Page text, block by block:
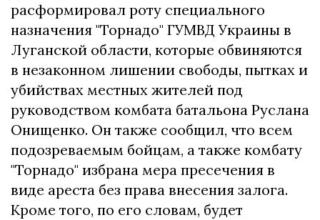
расформировал роту специального
назначения "Торнадо" ГУМВД Украины в
Луганской области, которые обвиняются
в незаконном лишении свободы, пытках и
убийствах местных жителей под
руководством комбата батальона Руслана
Онищенко. Он также сообщил, что всем
подозреваемым бойцам, а также комбату
"Торнадо" избрана мера пресечения в
виде ареста без права внесения залога.
Кроме того, по его словам, будет